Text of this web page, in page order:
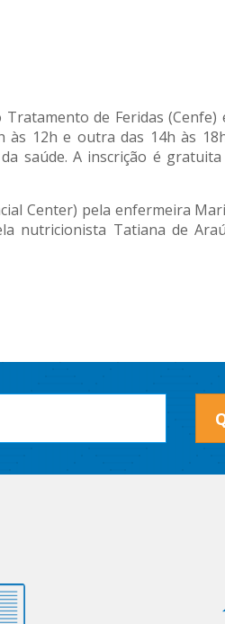
de Feridas (Cenfe)
12h e outra das 14h às
saúde. A inscrição é gratuita
Center) pela enfermeira
nutricionista Tatiana de